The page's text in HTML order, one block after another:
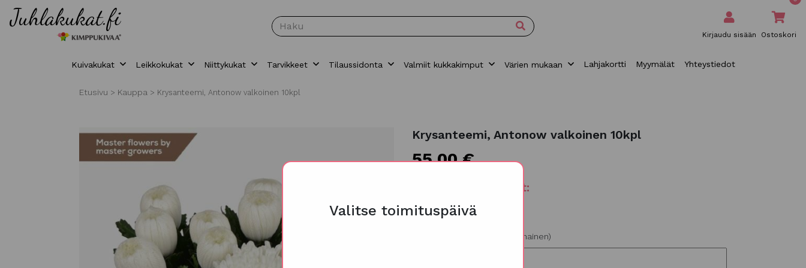
Valitse toimituspäivä
Kirjaudu sisään Ostoskori
Kuivakukat Leikkokukat Niittykukat Tarvikkeet Tilaussidonta Valmiit kukkakimput Värien mukaan Lahjakortti Myymälät Yhteystiedot
Etusivu > Kauppa > Krysanteemi, Antonow valkoinen 10kpl
Krysanteemi, Antonow valkoinen 10kpl
55,00€
Toimituspäivämäärät:
Tiistai, Keskiviikko, Torstai
(valinnainen)